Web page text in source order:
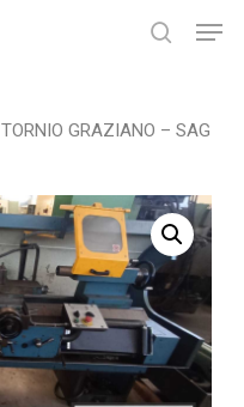
TORNIO GRAZIANO – SAG